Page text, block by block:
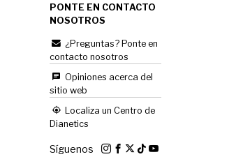
PONTE EN CONTACTO
NOSOTROS
¿Preguntas? Ponte en
contacto nosotros
Opiniones acerca del
sitio web
Localiza un Centro de
Dianetics
Síguenos